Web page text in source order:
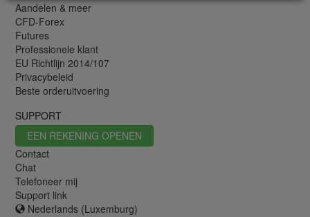
Aandelen & meer
CFD-Forex
Futures
Professionele klant
EU Richtlijn 2014/107
Privacybeleid
Beste orderuitvoering
SUPPORT
EEN REKENING OPENEN
Contact
Chat
Telefoneer mij
Support link
Nederlands (Luxemburg)